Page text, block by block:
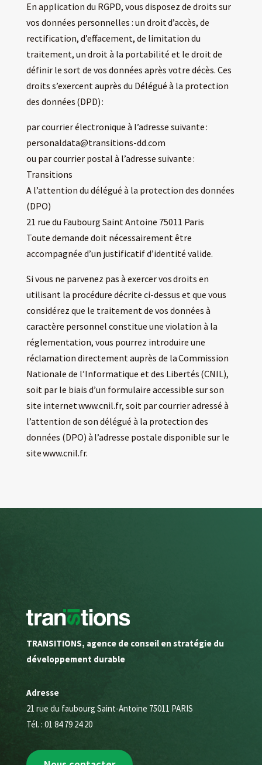
En application du RGPD, vous disposez de droits sur
vos données personnelles : un droit d’accès, de
rectification, d’effacement, de limitation du
traitement, un droit à la portabilité et le droit de
définir le sort de vos données après votre décès. Ces
droits s’exercent auprès du Délégué à la protection
des données (DPD) :
par courrier électronique à l’adresse suivante :
personaldata@transitions-dd.com
ou par courrier postal à l’adresse suivante :
Transitions
A l’attention du délégué à la protection des données
(DPO)
21 rue du Faubourg Saint Antoine 75011 Paris
Toute demande doit nécessairement être
accompagnée d’un justificatif d’identité valide.
Si vous ne parvenez pas à exercer vos droits en
utilisant la procédure décrite ci-dessus et que vous
considérez que le traitement de vos données à
caractère personnel constitue une violation à la
réglementation, vous pourrez introduire une
réclamation directement auprès de la Commission
Nationale de l’Informatique et des Libertés (CNIL),
soit par le biais d’un formulaire accessible sur son
site internet www.cnil.fr, soit par courrier adressé à
l’attention de son délégué à la protection des
données (DPO) à l’adresse postale disponible sur le
site www.cnil.fr.
TRANSITIONS, agence de conseil en stratégie du
développement durable
Adresse
21 rue du faubourg Saint-Antoine 75011 PARIS
Tél. : 01 84 79 24 20